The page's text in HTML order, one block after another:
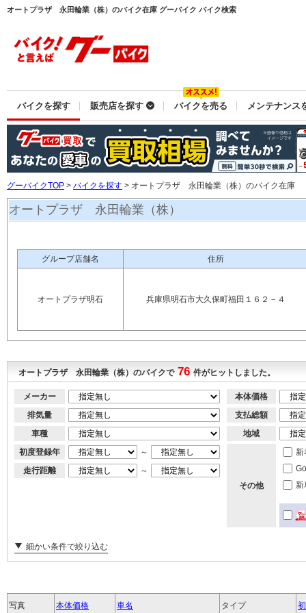
オートプラザ 永田輪業（株）のバイク在庫 グーバイク バイク検索
バイクを探す 販売店を探す バイクを売る メンテナンス
グーバイクTOP > バイクを探す > オートプラザ 永田輪業（株）のバイク在庫
オートプラザ 永田輪業（株）
グループ店舗名 住所
オートプラザ明石 兵庫県明石市大久保町福田１６２－４
オートプラザ 永田輪業（株）のバイクで 76 件がヒットしました。
メーカー
排気量
車種
初度登録年
～
走行距離
～
本体価格
支払総額
地域
その他
新
新
細かい条件で絞り込む
写真 本体価格 車名 タイプ